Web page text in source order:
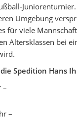
Umgebung
für viele
Altersklassen bei
Spedition Hans
–
–